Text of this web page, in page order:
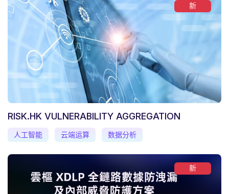
新
RISK.HK VULNERABILITY AGGREGATION
人工智能 云端运算 数据分析
新